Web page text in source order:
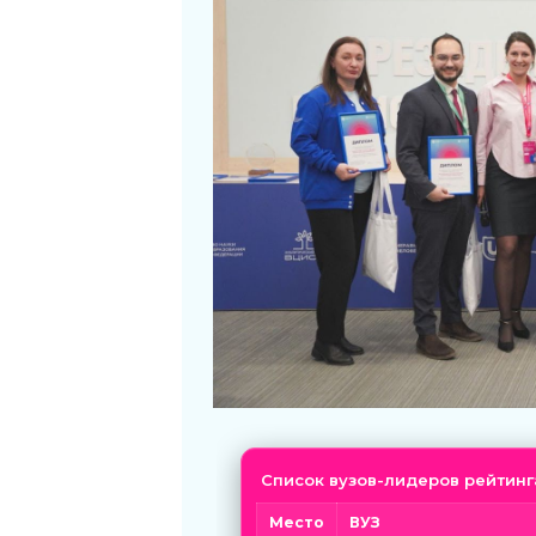
Список вузов-лидеров
Место ВУЗ